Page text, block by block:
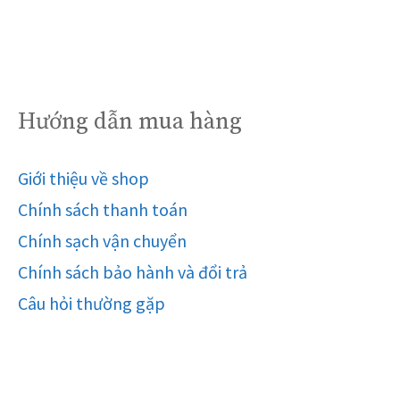
Hướng dẫn mua hàng
Giới thiệu về shop
Chính sách thanh toán
Chính sạch vận chuyển
Chính sách bảo hành và đổi trả
Câu hỏi thường gặp